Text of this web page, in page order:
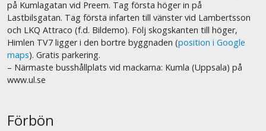
på Kumlagatan vid Preem. Tag första höger in på
Lastbilsgatan. Tag första infarten till vänster vid Lambertsson
och LKQ Attraco (f.d. Bildemo). Följ skogskanten till höger,
Himlen TV7 ligger i den bortre byggnaden (position i Google
maps). Gratis parkering.
– Närmaste busshållplats vid mackarna: Kumla (Uppsala) på
www.ul.se
Förbön